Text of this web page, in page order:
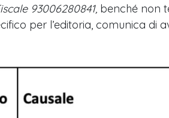
93006280841, benché non
per l’editoria, comunica di